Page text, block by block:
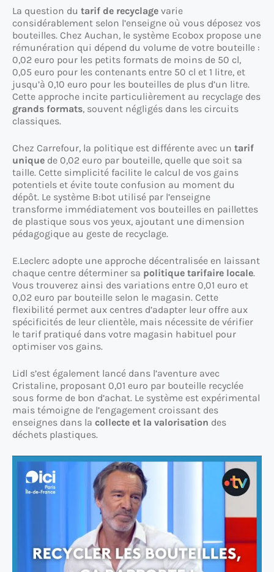
La question du tarif de recyclage varie
considérablement selon l’enseigne où vous déposez vos
bouteilles. Chez Auchan, le système Ecobox propose une
rémunération qui dépend du volume de votre bouteille :
0,02 euro pour les petits formats de moins de 50 cl,
0,05 euro pour les contenants entre 50 cl et 1 litre, et
jusqu’à 0,10 euro pour les bouteilles de plus d’un litre.
Cette approche incite particulièrement au recyclage des
grands formats, souvent négligés dans les circuits
classiques.
Chez Carrefour, la politique est différente avec un tarif
unique de 0,02 euro par bouteille, quelle que soit sa
taille. Cette simplicité facilite le calcul de vos gains
potentiels et évite toute confusion au moment du
dépôt. Le système B:bot utilisé par l’enseigne
transforme immédiatement vos bouteilles en paillettes
de plastique sous vos yeux, ajoutant une dimension
pédagogique au geste de recyclage.
E.Leclerc adopte une approche décentralisée en laissant
chaque centre déterminer sa politique tarifaire locale.
Vous trouverez ainsi des variations entre 0,01 euro et
0,02 euro par bouteille selon le magasin. Cette
flexibilité permet aux centres d’adapter leur offre aux
spécificités de leur clientèle, mais nécessite de vérifier
le tarif pratiqué dans votre magasin habituel pour
optimiser vos gains.
Lidl s’est également lancé dans l’aventure avec
Cristaline, proposant 0,01 euro par bouteille recyclée
sous forme de bon d’achat. Le système est expérimental
mais témoigne de l’engagement croissant des
enseignes dans la collecte et la valorisation des
déchets plastiques.